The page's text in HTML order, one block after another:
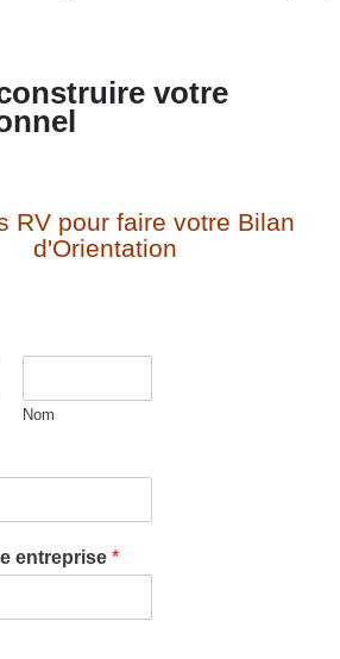
votre
RV pour faire votre Bilan
d'Orientation
Nom
entreprise *